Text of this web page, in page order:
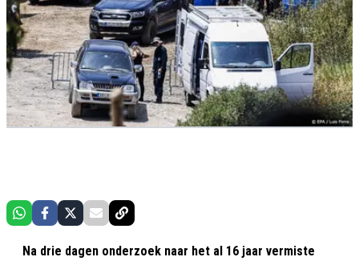
Na drie dagen onderzoek naar het al 16 jaar vermiste